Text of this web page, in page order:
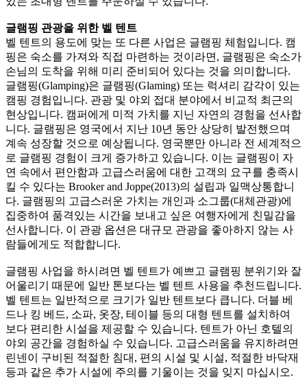
글램핑 관광을 위한 벨 텐트
벨 텐트의 용도에 맞는 또 다른 사업은 글램핑 체험입니다. 캠
핑은 숙소를 가져와 직접 마련하는 것이라면, 글램핑은 숙소가
손님의 도착을 위해 미리 준비되어 있다는 것을 의미합니다.
글램핑(Glamping)은 글램핑(Glaming) 또는 럭셔리 감각이 있는
캠핑 경험입니다. 관광 및 야외 접대 분야에서 비교적 최근의
현상입니다. 캠퍼에게 미적 가치를 지닌 자연의 경험을 선사합
니다. 글램핑은 영국에서 지난 10년 동안 상당히 발전했으며
계속 성장할 것으로 예상됩니다. 영국뿐만 아니라 전 세계적으
로 글램핑 경험이 크게 증가하고 있습니다. 이는 글램핑이 자
연 속에서 편안함과 고급스러움에 대한 고객의 요구를 충족시
킬 수 있다는 Brooker and Joppe(2013)의 설립과 일맥상통합니
다. 글램핑의 고급스러운 가치는 개인과 소그룹(대체관광)에
집중하여 품격있는 시간을 보내고 싶은 여행자에게 친밀감을
선사합니다. 이 관광 옵션은 대규모 관광을 좋아하지 않는 사
람들에게도 적합합니다.
글램핑 사업을 하시려면 벨 텐트가 예쁘고 글램핑 분위기와 잘
어울리기 때문에 일반 톤보다는 벨 텐트 사용을 추천드립니다.
벨 텐트는 일반적으로 크기가 일반 텐트보다 큽니다. 더블 베
드나 킹 베드, 소파, 옷장, 테이블 등의 대형 텐트를 설치하여
보다 편리한 시설을 제공할 수 있습니다. 텐트가 아닌 호텔의
야외 공간을 경험하실 수 있습니다. 고급스러움을 유지하려면
린넨이 구비된 적절한 침대, 편의 시설 및 시설, 적절한 바닥재
등과 같은 추가 시설에 주의를 기울이는 것을 잊지 마십시오.